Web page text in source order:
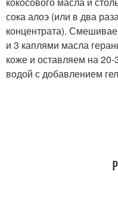
сока алоэ (или в два
концентрата).
и 3 каплями масла
коже и оставляем на
водой с добавлением